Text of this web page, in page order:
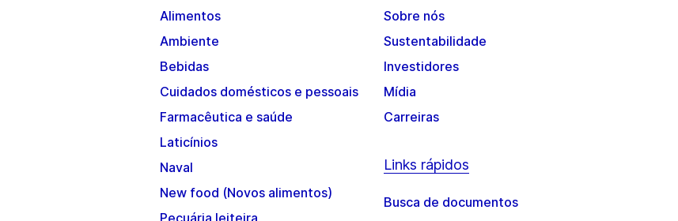
Alimentos
Ambiente
Bebidas
Cuidados domésticos e pessoais
Farmacêutica e saúde
Laticínios
Naval
New food (Novos alimentos)
Pecuária leiteira
Sobre nós
Sustentabilidade
Investidores
Mídia
Carreiras
Links rápidos
Busca de documentos